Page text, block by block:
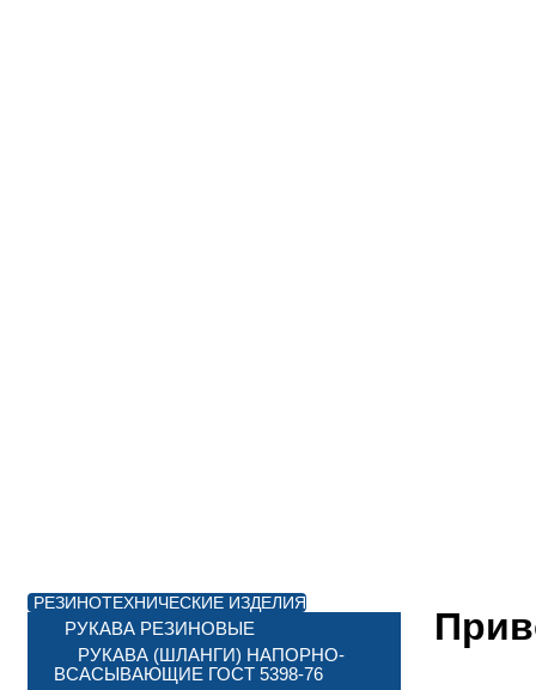
РЕЗИНОТЕХНИЧЕСКИЕ ИЗДЕЛИЯ
РУКАВА РЕЗИНОВЫЕ
РУКАВА (ШЛАНГИ) НАПОРНО-
ВСАСЫВАЮЩИЕ ГОСТ 5398-76